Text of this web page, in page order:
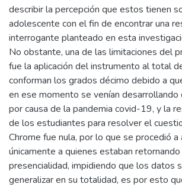
describir la percepción que estos tienen
adolescente con el fin de encontrar una
interrogante planteado en esta
No obstante, una de las limitaciones del
fue la aplicación del instrumento al total
conforman los grados décimo debido a
en ese momento se venían desarrollando
por causa de la pandemia covid-19, y la
de los estudiantes para resolver el
Chrome fue nula, por lo que se procedió a
únicamente a quienes estaban retornando
presencialidad, impidiendo que los datos
generalizar en su totalidad, es por esto